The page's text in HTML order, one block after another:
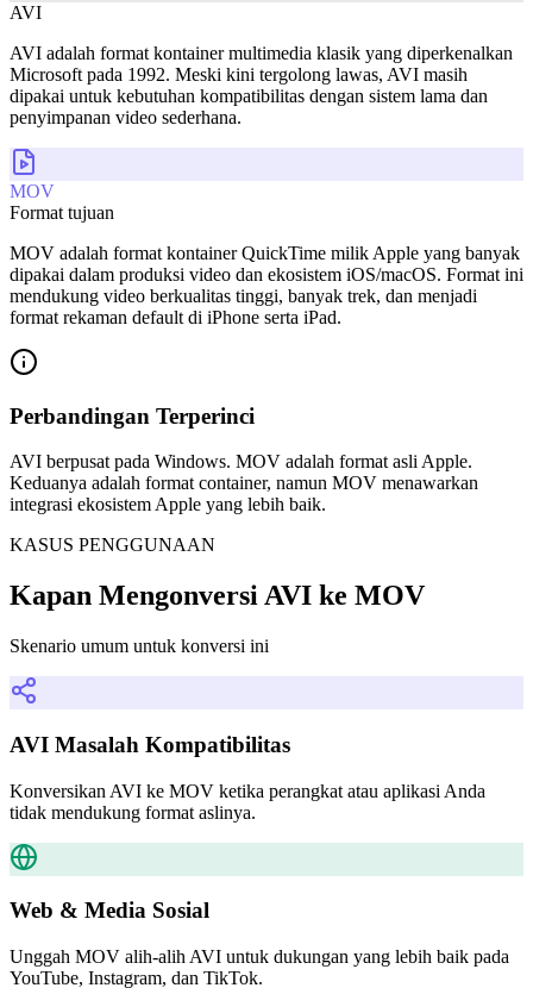
AVI
AVI adalah format kontainer multimedia klasik yang diperkenalkan
Microsoft pada 1992. Meski kini tergolong lawas, AVI masih
dipakai untuk kebutuhan kompatibilitas dengan sistem lama dan
penyimpanan video sederhana.
MOV
Format tujuan
MOV adalah format kontainer QuickTime milik Apple yang banyak
dipakai dalam produksi video dan ekosistem iOS/macOS. Format ini
mendukung video berkualitas tinggi, banyak trek, dan menjadi
format rekaman default di iPhone serta iPad.
Perbandingan Terperinci
AVI berpusat pada Windows. MOV adalah format asli Apple.
Keduanya adalah format container, namun MOV menawarkan
integrasi ekosistem Apple yang lebih baik.
KASUS PENGGUNAAN
Kapan Mengonversi AVI ke MOV
Skenario umum untuk konversi ini
AVI Masalah Kompatibilitas
Konversikan AVI ke MOV ketika perangkat atau aplikasi Anda
tidak mendukung format aslinya.
Web & Media Sosial
Unggah MOV alih-alih AVI untuk dukungan yang lebih baik pada
YouTube, Instagram, dan TikTok.